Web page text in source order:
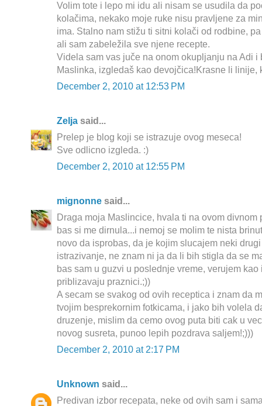
Volim tote i lepo mi idu ali nisam se usudila da
kolačima, nekako moje ruke nisu pravljene za
ima. Stalno nam stižu ti sitni kolači od rodbine,
ali sam zabeležila sve njene recepte.
Videla sam vas juče na onom okupljanju na Adi i
Maslinka, izgledaš kao devojčica!Krasne li linije,
December 2, 2010 at 12:53 PM
Zelja said...
Prelep je blog koji se istrazuje ovog meseca!
Sve odlicno izgleda. :)
December 2, 2010 at 12:55 PM
mignonne said...
Draga moja Maslincice, hvala ti na ovom divnom
bas si me dirnula...i nemoj se molim te nista
novo da isprobas, da je kojim slucajem neki
istrazivanje, ne znam ni ja da li bih stigla da se
bas sam u guzvi u poslednje vreme, verujem
priblizavaju praznici.;))
A secam se svakog od ovih receptica i znam da
tvojim besprekornim fotkicama, i jako bih volela
druzenje, mislim da cemo ovog puta biti cak u
novog susreta, punoo lepih pozdrava saljem!;)))
December 2, 2010 at 2:17 PM
Unknown said...
Predivan izbor recepata, neke od ovih sam i